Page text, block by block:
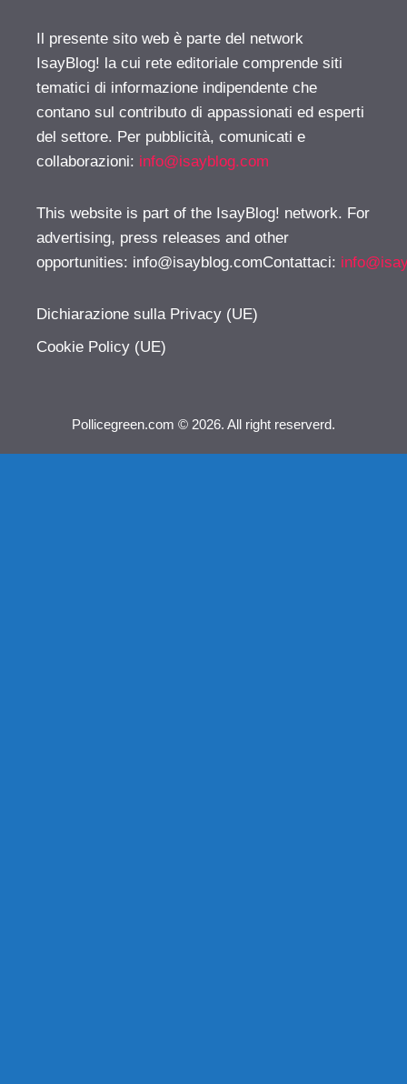
Il presente sito web è parte del network
IsayBlog! la cui rete editoriale comprende siti
tematici di informazione indipendente che
contano sul contributo di appassionati ed esperti
del settore. Per pubblicità, comunicati e
collaborazioni: info@isayblog.com
This website is part of the IsayBlog! network. For
advertising, press releases and other
opportunities: info@isayblog.comContattaci:
Dichiarazione sulla Privacy (UE)
Cookie Policy (UE)
Pollicegreen.com © 2026. All right reserverd.